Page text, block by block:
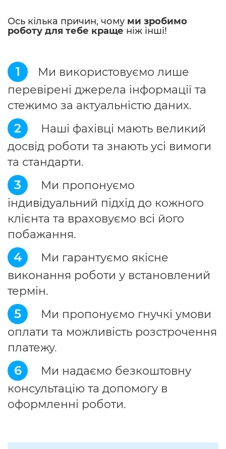
Ось кілька причин, чому ми зробимо
роботу для тебе краще ніж інші!
1
Ми використовуємо лише
перевірені джерела інформації та
стежимо за актуальністю даних.
2
Наші фахівці мають великий
досвід роботи та знають усі вимоги
та стандарти.
3
Ми пропонуємо
індивідуальний підхід до кожного
клієнта та враховуємо всі його
побажання.
4
Ми гарантуємо якісне
виконання роботи у встановлений
термін.
5
Ми пропонуємо гнучкі умови
оплати та можливість розстрочення
платежу.
6
Ми надаємо безкоштовну
консультацію та допомогу в
оформленні роботи.